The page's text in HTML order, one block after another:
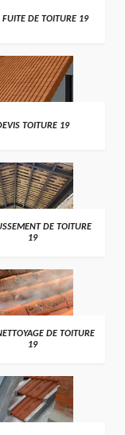
FUITE DE TOITURE 19
TOITURE 19
DE TOITURE
19
DE TOITURE
19